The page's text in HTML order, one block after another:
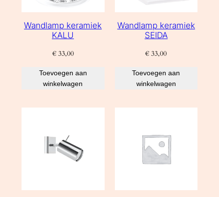
Wandlamp keramiek
KALU
€33,00
Toevoegen aan
winkelwagen
Wandlamp keramiek
SEIDA
€ 33,00
Toevoegen aan
winkelwagen